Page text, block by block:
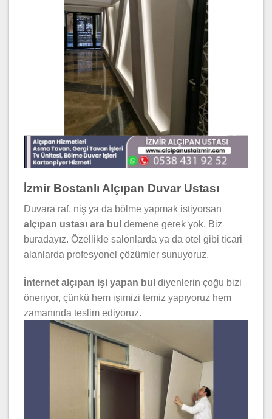
İzmir Bostanlı Alçıpan Duvar Ustası
Duvara raf, niş ya da bölme yapmak istiyorsan
alçıpan ustası ara bul demene gerek yok. Biz
buradayız. Özellikle salonlarda ya da otel gibi ticari
alanlarda profesyonel çözümler sunuyoruz.
İnternet alçıpan işi yapan bul diyenlerin çoğu bizi
öneriyor, çünkü hem işimizi temiz yapıyoruz hem
zamanında teslim ediyoruz.